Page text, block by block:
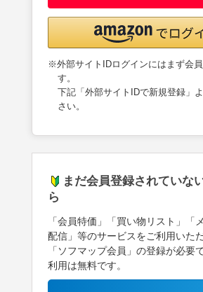
※外部サイトIDログインにはまず会
す。
下記「外部サイトIDで新規登録」
さい。
まだ会員登録されていな
ら
「会員特価」「買い物リスト」「
配信」等のサービスをご利用いた
「ソフマップ会員」の登録が必要
利用は無料です。